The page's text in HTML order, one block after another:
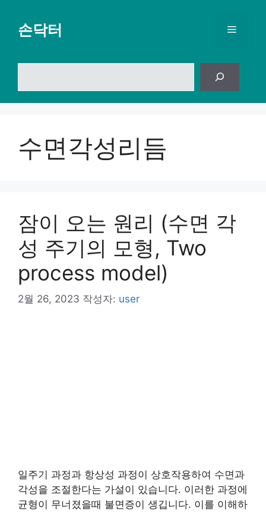
손닥터 메
뉴
수면각성리듬
잠이 오는 원리 (수면 각
성 주기의 모형, Two
process model)
2월 26, 2023 작성자: user
일주기 과정과 항상성 과정이 상호작용하여 수면과
각성을 조절한다는 가설이 있습니다. 이러한 과정에
균형이 무너졌을때 불면증이 생깁니다. 이를 이해하